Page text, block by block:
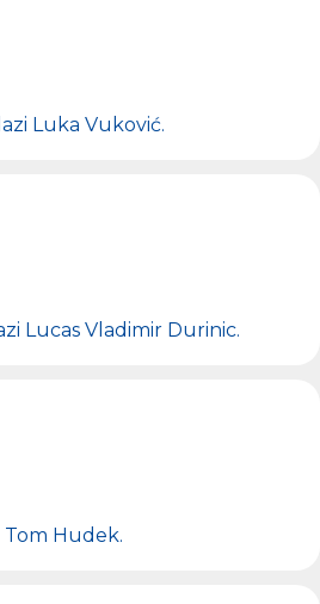
Luka Vuković.
Lucas Vladimir Durinic.
Tom Hudek.